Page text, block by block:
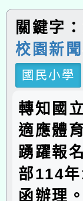
關鍵字：
校園新
國民小學
轉知國
適應體
踴躍報
部114
函辦理